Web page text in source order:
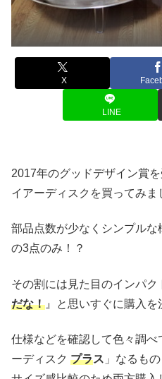
X
LINE
2017年のグッドデザイン賞
イアーディスクを買ってみま
部品点数が少なくシンプル
の3点のみ！？
その割には見た目のインパク
だな！ 』と思いすぐに購入を
仕様などを確認して色々調
ーディスク プラス 」なるも